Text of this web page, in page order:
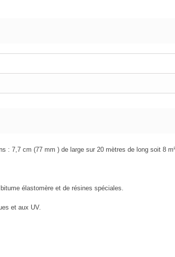
: 7,7 cm (77 mm ) de large sur 20 mètres de long soit 8
élastomère et de résines spéciales.
et aux UV.